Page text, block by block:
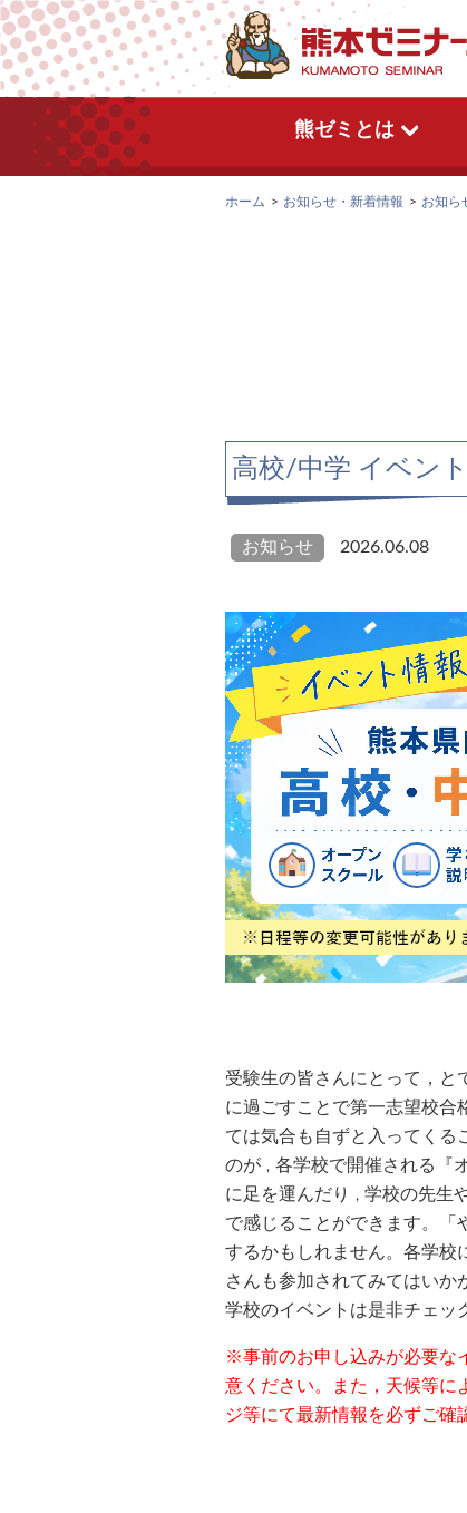
熊ゼミとは
ホーム お知らせ・新着情報 お知ら
高校/中学 イベン
お知らせ 2026.06.08
受験生の皆さんにとって，と
に過ごすことで第一志望校合
ては気合も自ずと入ってくる
のが ， 各学校で開催される『
に足を運んだり ， 学校の先生
で感じることができます。「
するかもしれません。各学校
さんも参加されてみてはいか
学校のイベントは是非チェッ
※事前のお申し込みが必要な
意ください。また，天候等に
ジ等にて最新情報を必ずご確